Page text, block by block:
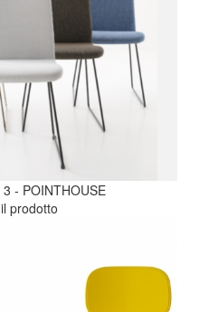
- POINTHOUSE
prodotto